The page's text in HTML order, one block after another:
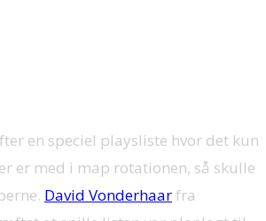
en speciel playsliste hvor det kun
er med i map rotationen, så skulle
David Vonderhaarfra